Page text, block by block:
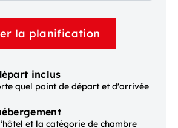
la planification
inclus
quel point de départ et d'arrivée
et la catégorie de chambre